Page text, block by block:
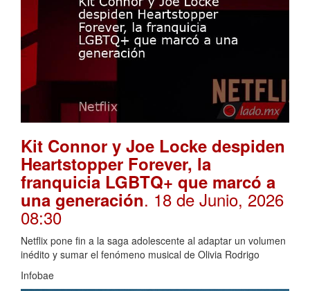
Kit Connor y Joe Locke despiden
Heartstopper Forever, la
franquicia LGBTQ+ que marcó a
una generación. 18 de Junio, 2026
08:30
Netflix pone fin a la saga adolescente al adaptar un volumen
inédito y sumar el fenómeno musical de Olivia Rodrigo
Infobae